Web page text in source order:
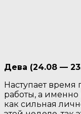
Дева (24.08 —
Наступает
работы, а
как сильная